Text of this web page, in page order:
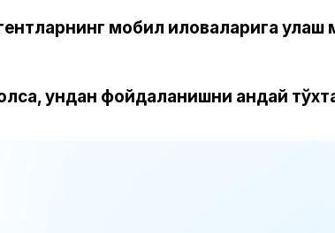
мобил иловаларига
ундан фойдаланишни қандай